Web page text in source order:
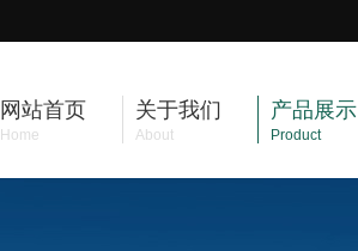
网站首页
Home
关于我们
About
产品展示
Product